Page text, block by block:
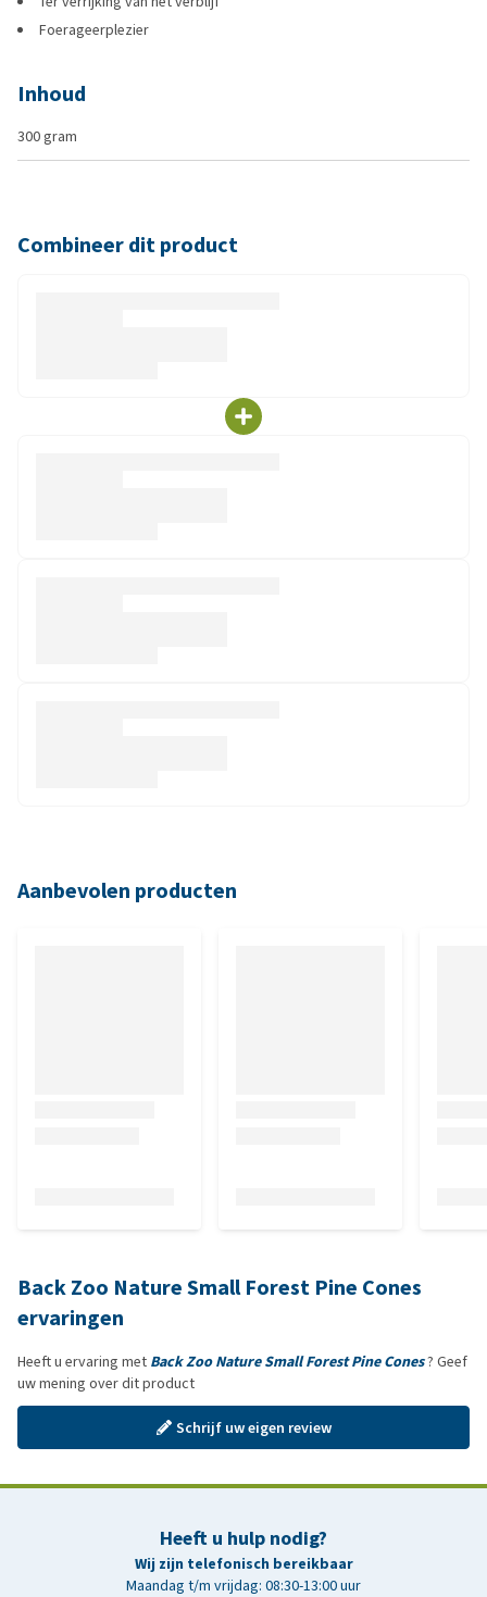
Foerageerplezier
Inhoud
300 gram
Combineer dit product
Aanbevolen producten
Back Zoo Nature Small Forest Pine Cones
ervaringen
Heeft u ervaring met Back Zoo Nature Small Forest Pine Cones? Geef
uw mening over dit product
Schrijf uw eigen review
Heeft u hulp nodig?
Wij zijn telefonisch bereikbaar
Maandag t/m vrijdag: 08:30-13:00 uur